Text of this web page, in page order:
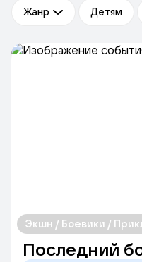
Жанр Детям
Экшн / Боевики /
Последний